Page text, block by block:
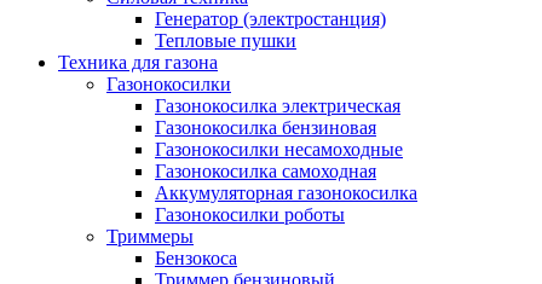
Генератор (электростанция)
Тепловые пушки
Техника для газона
Газонокосилки
Газонокосилка электрическая
Газонокосилка бензиновая
Газонокосилки несамоходные
Газонокосилка самоходная
Аккумуляторная газонокосилка
Газонокосилки роботы
Триммеры
Бензокоса
Триммер бензиновый